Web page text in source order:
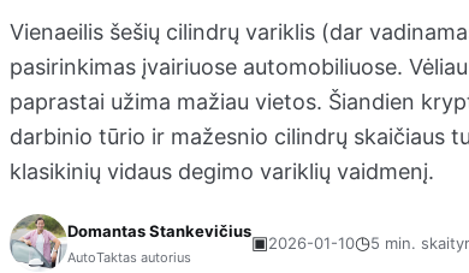
Vienaeilis šešių cilindrų variklis (dar
pasirinkimas įvairiuose automobiliuose.
paprastai užima mažiau vietos. Šiandien
darbinio tūrio ir mažesnio cilindrų skaičiaus
klasikinių vidaus degimo variklių vaidmenį.
Domantas Stankevičius
AutoTaktas autorius
▣2026-01-10◷5 min.